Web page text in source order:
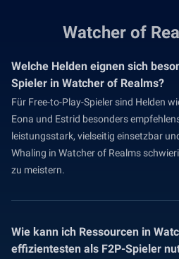
Watcher of
Welche Helden eignen sich
Spieler in Watcher of Realms?
Für Free-to-Play-Spieler sind Helden
Eona und Estrid besonders
leistungsstark, vielseitig einsetzbar
Whaling in Watcher of Realms
zu meistern.
Wie kann ich Ressourcen in
effizientesten als F2P-Spieler